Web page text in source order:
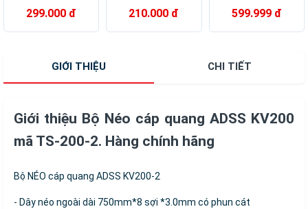
20 hàng chính
hãng
299.000 đ
200 hàng chính
hãng
210.000 đ
chính hãng
599.999 đ
GIỚI THIỆU CHI TIẾT
Giới thiệu Bộ Néo cáp quang ADSS KV200
mã TS-200-2. Hàng chính hãng
Bộ NÉO cáp quang ADSS KV200-2
- Dây néo ngoài dài 750mm*8 sợi *3.0mm có phun cát